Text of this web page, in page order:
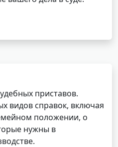
приставов.
видов справок, включая
положении, о
нужны в